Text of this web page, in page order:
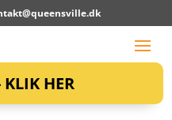
KLIK HER